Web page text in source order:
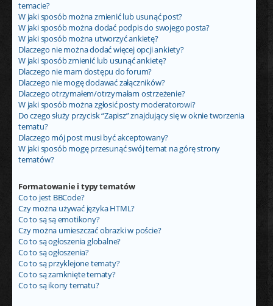
temacie?
W jaki sposób można zmienić lub usunąć post?
W jaki sposób można dodać podpis do swojego posta?
W jaki sposób można utworzyć ankietę?
Dlaczego nie można dodać więcej opcji ankiety?
W jaki sposób zmienić lub usunąć ankietę?
Dlaczego nie mam dostępu do forum?
Dlaczego nie mogę dodawać załączników?
Dlaczego otrzymałem/otrzymałam ostrzeżenie?
W jaki sposób można zgłosić posty moderatorowi?
Do czego służy przycisk “Zapisz” znajdujący się w oknie tworzenia
tematu?
Dlaczego mój post musi być akceptowany?
W jaki sposób mogę przesunąć swój temat na górę strony
tematów?
Formatowanie i typy tematów
Co to jest BBCode?
Czy można używać języka HTML?
Co to są są emotikony?
Czy można umieszczać obrazki w poście?
Co to są ogłoszenia globalne?
Co to są ogłoszenia?
Co to są przyklejone tematy?
Co to są zamknięte tematy?
Co to są ikony tematu?